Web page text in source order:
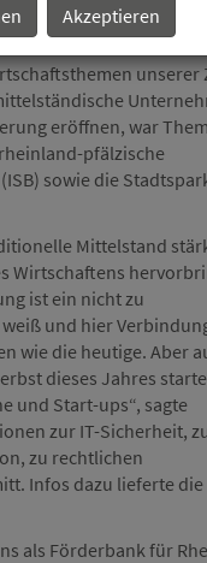
unserer
eröffnen, war
pfälzische
sowie die
Mittelstand
Wirtschaftens
ist ein nicht zu
und hier
wie die heutige. Aber
dieses Jahres
und Start-ups“, sagte
zur IT-Sicherheit,
zu rechtlichen
Infos dazu lieferte die
als Förderbank für
Akzeptieren